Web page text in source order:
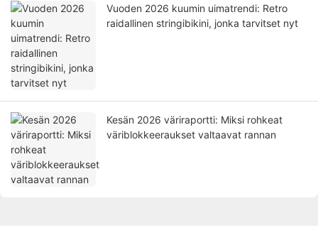
Vuoden 2026 kuumin uimatrendi: Retro
raidallinen stringibikini, jonka tarvitset nyt
Kesän 2026 väriraportti: Miksi rohkeat
väriblokkeeraukset valtaavat rannan